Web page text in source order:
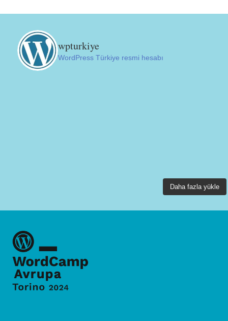
wpturkiye
WordPress Türkiye resmi hesabı
Daha fazla yükle